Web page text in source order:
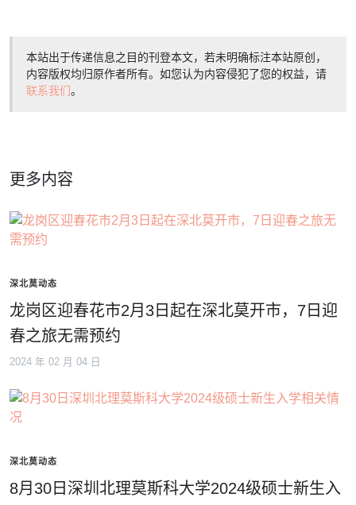
本站出于传递信息之目的刊登本文，若未明确标注本站原创，
内容版权均归原作者所有。如您认为内容侵犯了您的权益，请
联系我们。
更多内容
深北莫动态
龙岗区迎春花市2月3日起在深北莫开市，7日迎
春之旅无需预约
2024 年 02 月 04 日
深北莫动态
8月30日深圳北理莫斯科大学2024级硕士新生入